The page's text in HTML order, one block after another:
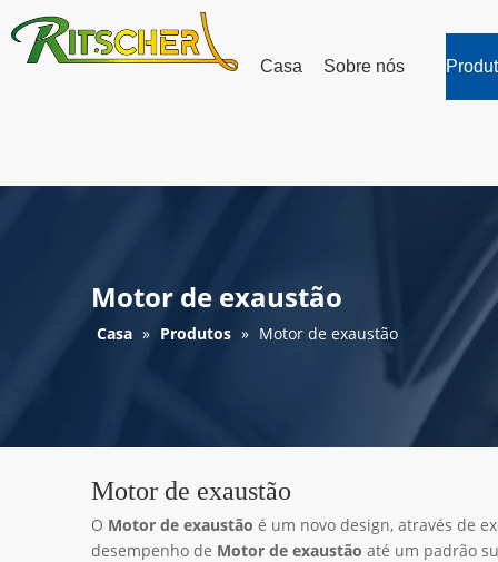
Casa Sobre nós
Motor de exaustão
Casa » Produtos » Motor de exaustão
Motor de exaustão
O Motor de exaustão é um novo design, através de
desempenho de Motor de exaustão até um padrão